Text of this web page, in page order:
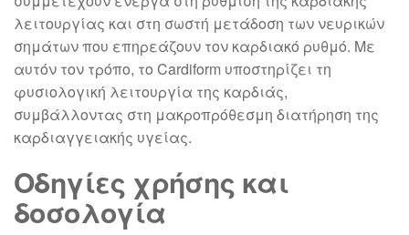
λειτουργίας και στη σωστή μετάδοση των νευρικών
σημάτων που επηρεάζουν τον καρδιακό ρυθμό. Με
αυτόν τον τρόπο, το Cardiform υποστηρίζει τη
φυσιολογική λειτουργία της καρδιάς,
συμβάλλοντας στη μακροπρόθεσμη διατήρηση της
καρδιαγγειακής υγείας.
Οδηγίες χρήσης και
δοσολογία